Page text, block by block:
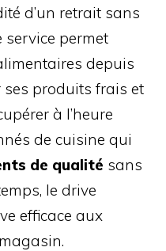
d’un retrait sans
service permet
depuis
ses produits frais et
à l’heure
de cuisine qui
de qualité sans
le drive
efficace aux